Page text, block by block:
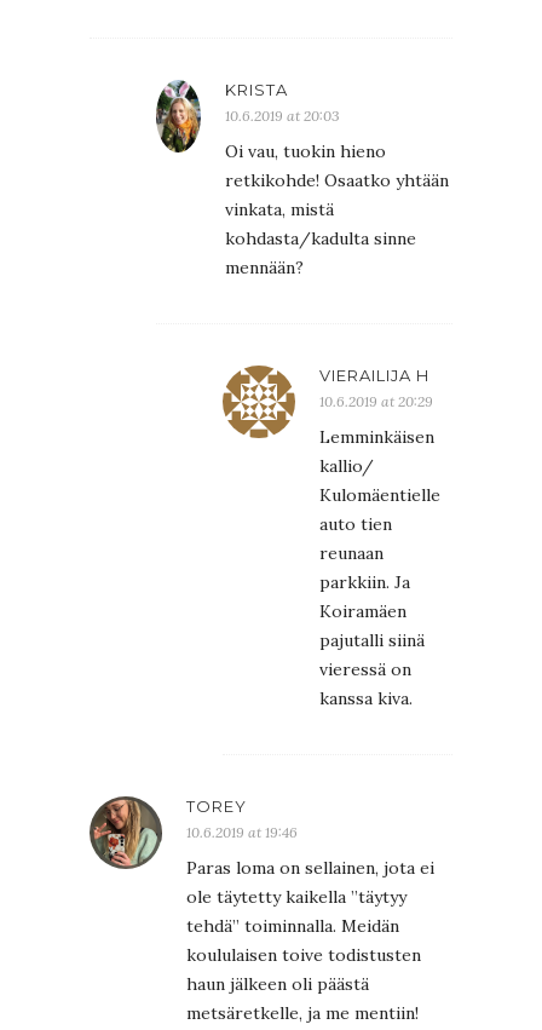
KRISTA
10.6.2019 at 20:03
Oi vau, tuokin hieno
retkikohde! Osaatko yhtään
vinkata, mistä
kohdasta/kadulta sinne
mennään?
VIERAILIJA H
10.6.2019 at 20:29
Lemminkäisen
kallio/
Kulomäentielle
auto tien
reunaan
parkkiin. Ja
Koiramäen
pajutalli siinä
vieressä on
kanssa kiva.
TOREY
10.6.2019 at 19:46
Paras loma on sellainen, jota ei
ole täytetty kaikella ”täytyy
tehdä” toiminnalla. Meidän
koululaisen toive todistusten
haun jälkeen oli päästä
metsäretkelle, ja me mentiin!